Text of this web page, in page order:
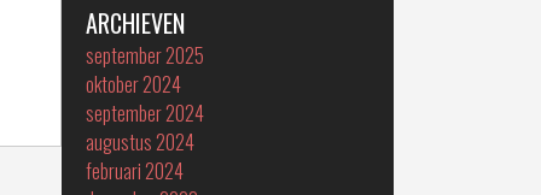
ARCHIEVEN
september 2025
oktober 2024
september 2024
augustus 2024
februari 2024